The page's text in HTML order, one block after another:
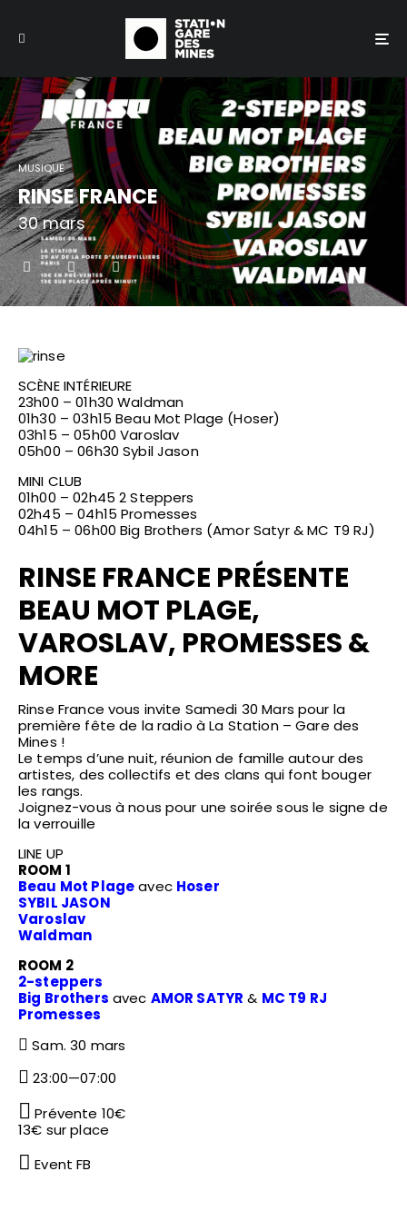
MUSIQUE
RINSE FRANCE
30 mars
SCÈNE INTÉRIEURE
23h00 – 01h30 Waldman
01h30 – 03h15 Beau Mot Plage (Hoser)
03h15 – 05h00 Varoslav
05h00 – 06h30 Sybil Jason
MINI CLUB
01h00 – 02h45 2 Steppers
02h45 – 04h15 Promesses
04h15 – 06h00 Big Brothers (Amor Satyr & MC T9 RJ)
RINSE FRANCE PRÉSENTE
BEAU MOT PLAGE,
VAROSLAV, PROMESSES &
MORE
Rinse France vous invite Samedi 30 Mars pour la
première fête de la radio àLa Station – Gare des
Mines !
Le temps d’une nuit, réunion de famille autour des
artistes, des collectifs et des clans qui font bouger
les rangs.
Joignez-vous à nous pour une soirée sous le signe de
la verrouille
LINE UP
ROOM 1
Beau Mot Plageavec Hoser
SYBIL JASON
Varoslav
Waldman
ROOM 2
2-steppers
Big Brothers avec AMOR SATYR & MC T9 RJ
Promesses
Sam. 30 mars
23:00—07:00
Prévente 10€
13€ sur place
Event FB